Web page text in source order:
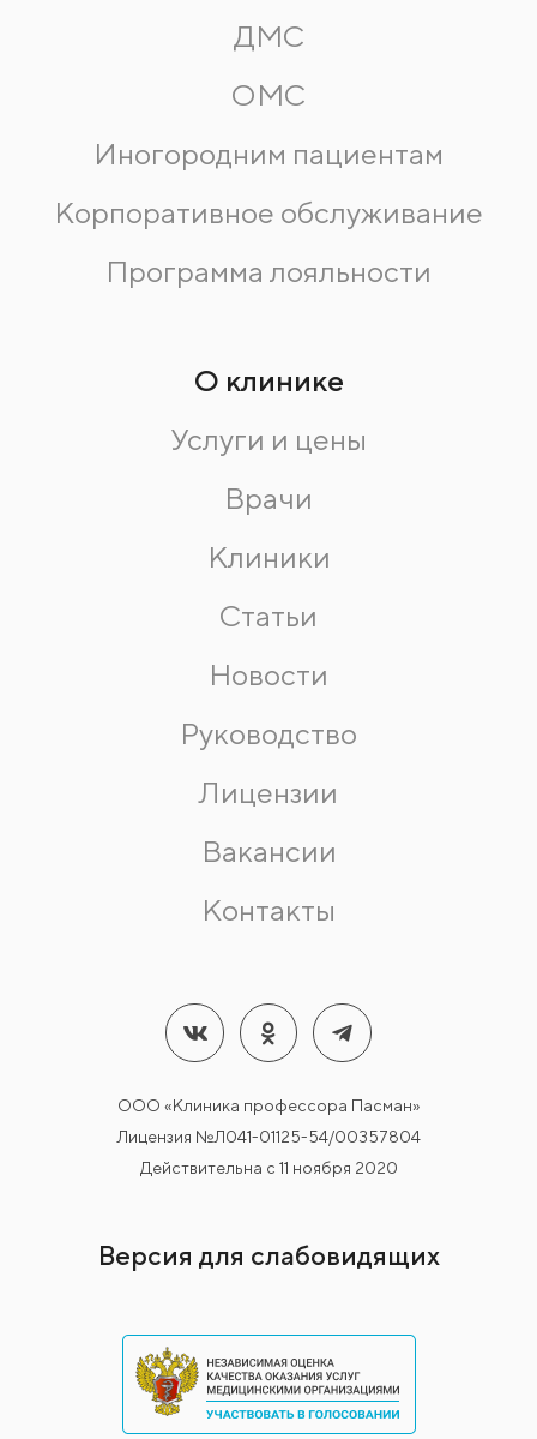
ДМС
ОМС
Иногородним пациентам
Корпоративное обслуживание
Программа лояльности
О клинике
Услуги и цены
Врачи
Клиники
Статьи
Новости
Руководство
Лицензии
Вакансии
Контакты
ООО «Клиника профессора Пасман»
Лицензия №Л041-01125-54/00357804
Действительна с 11 ноября 2020
Версия для слабовидящих